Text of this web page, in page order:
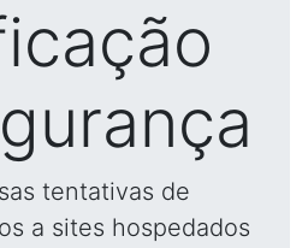
tentativas de
a sites hospedados